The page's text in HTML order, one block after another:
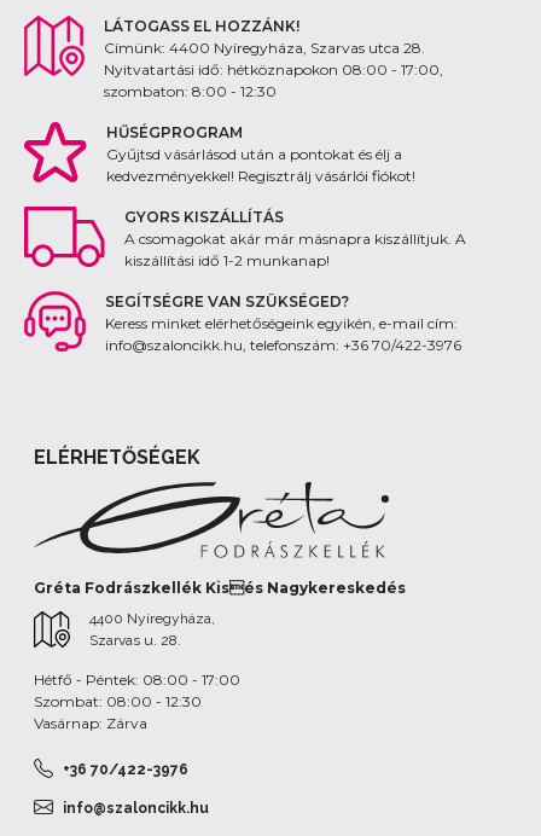
LÁTOGASS EL HOZZÁNK!
Címünk: 4400 Nyíregyháza, Szarvas utca 28.
Nyitvatartási idő: hétköznapokon 08:00 - 17:00,
szombaton: 8:00 - 12:30
HŰSÉGPROGRAM
Gyűjtsd vásárlásod után a pontokat és élj a
kedvezményekkel! Regisztrálj vásárlói fiókot!
GYORS KISZÁLLÍTÁS
A csomagokat akár már másnapra kiszállítjuk. A
kiszállítási idő 1-2 munkanap!
SEGÍTSÉGRE VAN SZÜKSÉGED?
Keress minket elérhetőségeink egyikén, e-mail cím:
info@szaloncikk.hu, telefonszám: +36 70/422-3976
ELÉRHETŐSÉGEK
Gréta Fodrászkellék Kisés Nagykereskedés
4400 Nyíregyháza,
Szarvas u. 28.
Hétfő - Péntek: 08:00 - 17:00
Szombat: 08:00 - 12:30
Vasárnap: Zárva
+36 70/422-3976
info@szaloncikk.hu